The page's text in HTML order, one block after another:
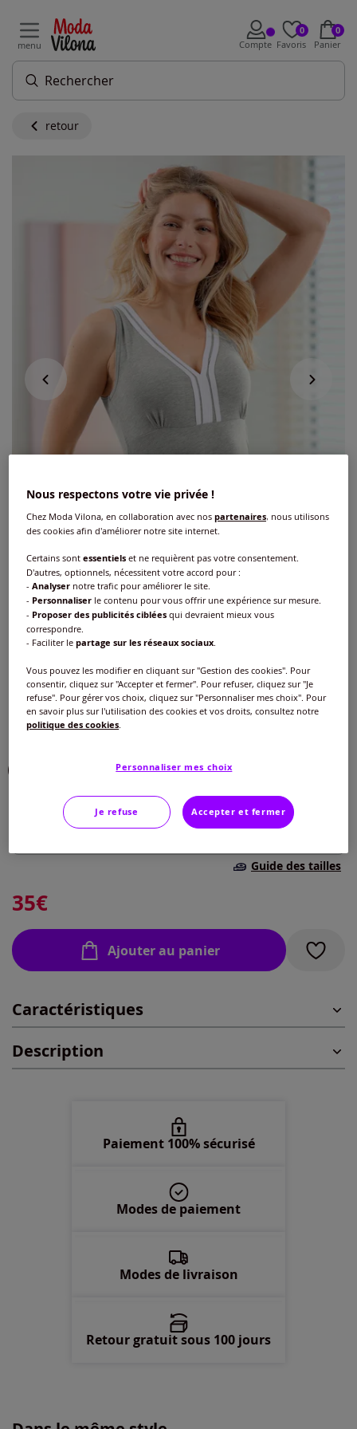
menu Compte
0
Favoris
0
Panier
retour
Chemise soutien-gorge jersey fin
Couleur :gris chiné
Choisir une couleur :
En stock
44 -En stock
46 -En stock
Guide des tailles
35€
Ajouter au panier
Caractéristiques
Description
Paiement 100% sécurisé
Modes de paiement
Modes de livraison
Retour gratuit sous 100 jours
Nous respectons votre vie privée !
Chez Moda Vilona, en collaboration avec nospartenaires, nous utilisons
des cookies afin d'améliorer notre site internet.
Certains sontessentiels et ne requièrent pas votre consentement.
D'autres, optionnels, nécessitent votre accord pour :
-Analyser notre trafic pour améliorer le site.
- Personnaliser le contenu pour vous offrir une expérience sur mesure.
- Proposer des publicités ciblées qui devraient mieux vous
correspondre.
- Faciliter lepartage sur les réseaux sociaux
Vous pouvez les modifier en cliquant sur "Gestion des cookies". Pour
consentir, cliquez sur "Accepter et fermer". Pour refuser, cliquez sur "Je
refuse". Pour gérer vos choix, cliquez sur "Personnaliser mes choix". Pour
en savoir plus sur l'utilisation des cookies et vos droits, consultez notre
politique des cookies
Personnaliser mes choix
Je refuse Accepter et fermer